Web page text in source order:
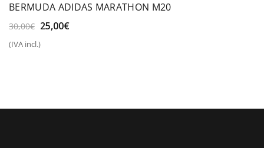
BERMUDA ADIDAS MARATHON M20
30,00€ El
original
25,00€El
(IVA incl.)